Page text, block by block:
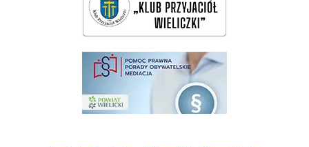
pomoc prawna wieliczka